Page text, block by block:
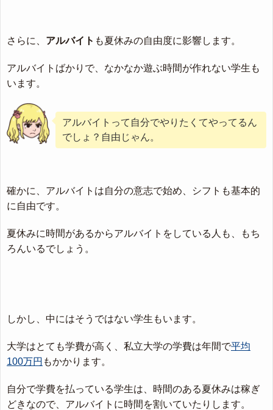
さらに、 アルバイト も夏休みの自由度に影響します。
アルバイトばかりで、なかなか遊ぶ時間が作れない学生も
います。
アルバイトって自分でやりたくてやってるん
でしょ？自由じゃん。
確かに、アルバイトは自分の意志で始め、シフトも基本的
に自由です。
夏休みに時間があるからアルバイトをしている人も、もち
ろんいるでしょう。
しかし、中にはそうではない学生もいます。
大学はとても学費が高く、私立大学の学費は年間で平均
100万円 もかかります。
自分で学費を払っている学生は、時間のある夏休みは稼ぎ
どきなので、アルバイトに時間を割いていたりします。